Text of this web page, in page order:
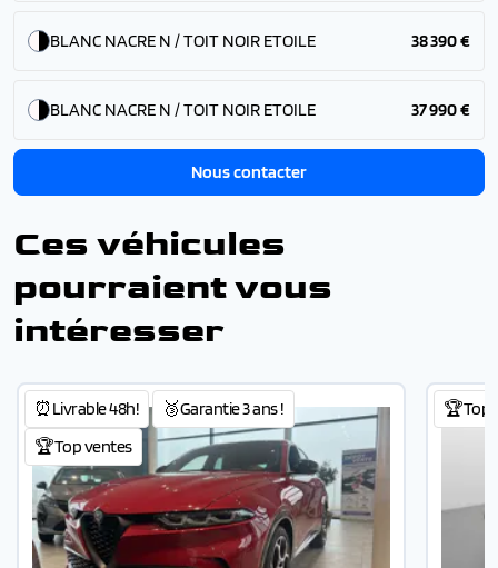
BLANC NACRE N / TOIT NOIR ETOILE 38 390 €
BLANC NACRE N / TOIT NOIR ETOILE 37 990 €
Nous contacter
Ces véhicules
pourraient vous
intéresser
⏰Livrable 48h!
🥉Garantie 3 ans !
🏆Top ventes
🏆Top